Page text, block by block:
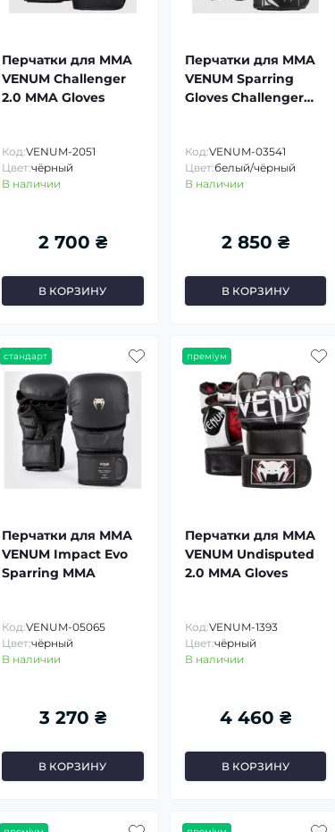
Перчатки для MMA
VENUM Challenger
2.0 MMA Gloves
Код:VENUM-2051
Цвет:чёрный
В наличии
2 700 ₴
В КОРЗИНУ
Перчатки для MMA
VENUM Sparring
Gloves Challenger
Код:VENUM-03541
Цвет:белый/чёрный
В наличии
2 850 ₴
В КОРЗИНУ
стандарт
Перчатки для ММА
VENUM Impact Evo
Sparring MMA
Код:VENUM-05065
Цвет:чёрный
В наличии
3 270 ₴
В КОРЗИНУ
преміум
Перчатки для ММА
VENUM Undisputed
2.0 MMA Gloves
Код:VENUM-1393
Цвет:чёрный
В наличии
4 460 ₴
В КОРЗИНУ